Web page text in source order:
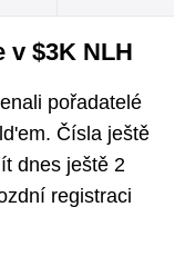
v $3K NLH
pořadatelé
Čísla ještě
dnes ještě 2
registraci